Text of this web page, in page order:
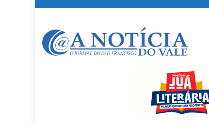
content